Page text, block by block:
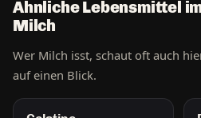
Ähnliche Lebensmittel
Milch
Wer Milch isst, schaut oft auch
auf einen Blick.